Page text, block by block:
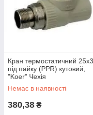
Кран термостатичний
під пайку (PPR) кутовий,
"Koer" Чехія
Немає в наявності
380,38 ₴